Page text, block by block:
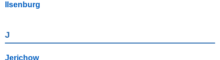
Ilsenburg
J
Jerichow